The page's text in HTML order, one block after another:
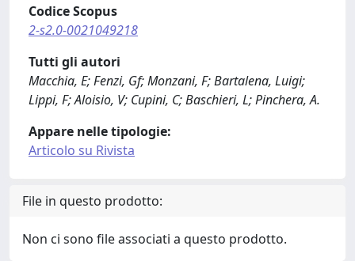
Codice Scopus
2-s2.0-0021049218
Tutti gli autori
Macchia, E; Fenzi, Gf; Monzani, F; Bartalena, Luigi;
Lippi, F; Aloisio, V; Cupini, C; Baschieri, L; Pinchera, A.
Appare nelle tipologie:
Articolo su Rivista
File in questo prodotto:
Non ci sono file associati a questo prodotto.